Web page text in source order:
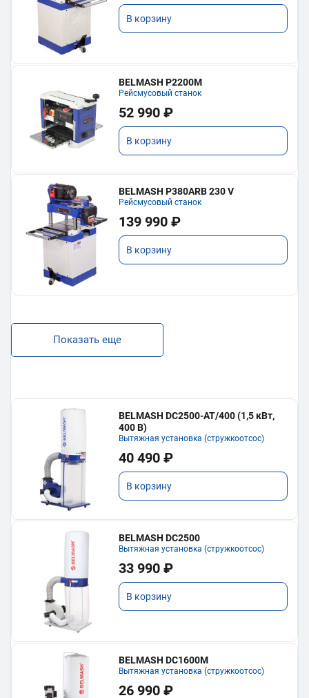
В корзину
BELMASH P2200M
Рейсмусовый станок
52 990 ₽
В корзину
BELMASH P380ARB 230 V
Рейсмусовый станок
139 990 ₽
В корзину
Показать еще
BELMASH DC2500-AT/400 (1,5 кВт,
400 В)
Вытяжная установка (стружкоотсос)
40 490 ₽
В корзину
BELMASH DC2500
Вытяжная установка (стружкоотсос)
33 990 ₽
В корзину
BELMASH DC1600M
Вытяжная установка (стружкоотсос)
26 990 ₽